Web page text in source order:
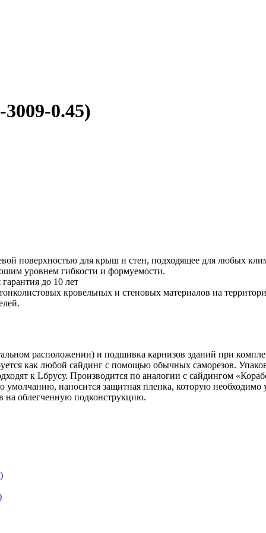
0.45)
поверхностью для крыш и стен, подходящее для любых
уровнем гибкости и формуемости.
до 10 лет
кровельных и стеновых материалов на
расположении) и подшивка карнизов зданий при
как любой сайдинг с помощью обычных саморезов.
к Lбрусу. Производится по аналогии с сайдингом
наносится защитная пленка, которую необходимо
на облегченную подконструкцию.